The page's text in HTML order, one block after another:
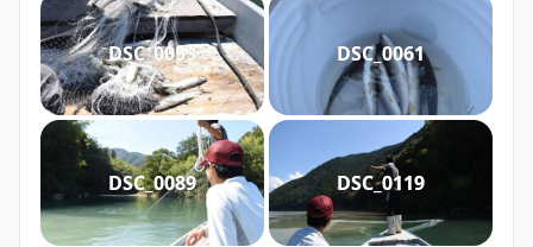
DSC_0053 DSC_0061
DSC_0089 DSC_0119